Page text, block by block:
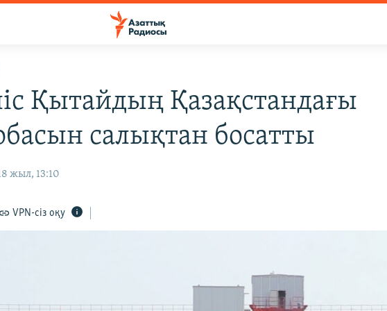
Қытайдың Қазақстандағы
салықтан босатты
жыл, 13:10
VPN-сіз оқу